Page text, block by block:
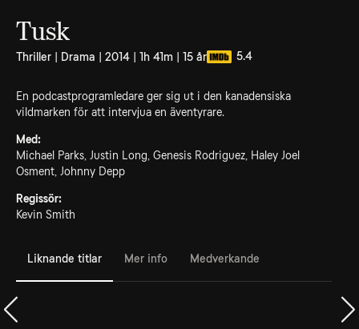
Tusk
Thriller | Drama | 2014 | 1h 41m | 15 år 5.4
En podcastprogramledare ger sig ut i den kanadensiska
vildmarken för att intervjua en äventyrare.
Med:
Michael Parks, Justin Long, Genesis Rodriguez, Haley Joel
Osment, Johnny Depp
Regissör:
Kevin Smith
Liknande titlar Mer info Medverkande